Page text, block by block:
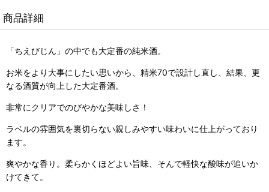
商品詳細
「ちえびじん」の中でも大定番の純米酒。
お米をより大事にしたい思いから、精米70で設計し直し、結果、更
なる酒質が向上した大定番酒。
非常にクリアでのびやかな美味しさ！
ラベルの雰囲気を裏切らない親しみやすい味わいに仕上がっており
ます。
爽やかな香り。柔らかくほどよい旨味、そんで軽快な酸味が追いか
けてきて。